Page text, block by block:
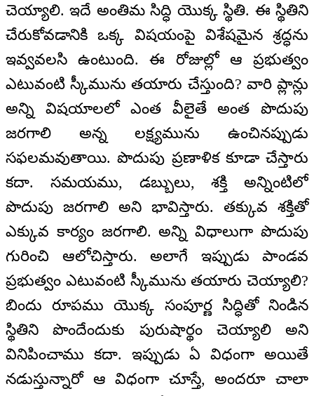
చెయ్యాలి. ఇదే అంతిమ సిద్ధి యొక్క స్థితి. ఈ స్థితిని
చేరుకోవడానికి ఒక్క విషయంపై విశేషమైన శ్రద్ధను
ఇవ్వవలసి ఉంటుంది. ఈ రోజుల్లో ఆ ప్రభుత్వం
ఎటువంటి స్కీమును తయారు చేస్తుంది? వారి ప్లాన్లు
అన్ని విషయాలలో ఎంత వీలైతే అంత పొదుపు
జరగాలి అన్న లక్ష్యమును ఉంచినప్పుడు
సఫలమవుతాయి. పొదుపు ప్రణాళిక కూడా చేస్తారు
కదా. సమయము, డబ్బులు, శక్తి అన్నింటిలో
పొదుపు జరగాలి అని భావిస్తారు. తక్కువ శక్తితో
ఎక్కువ కార్యం జరగాలి. అన్ని విధాలుగా పొదుపు
గురించి ఆలోచిస్తారు. అలాగే ఇప్పుడు పాండవ
ప్రభుత్వం ఎటువంటి స్కీమును తయారు చెయ్యాలి?
బిందు రూపము యొక్క సంపూర్ణ సిద్ధితో నిండిన
స్థితిని పొందేందుకు పురుషార్థం చెయ్యాలి అని
వినిపించాము కదా. ఇప్పుడు ఏ విధంగా అయితే
నడుస్తున్నారో ఆ విధంగా చూస్తే, అందరూ చాలా